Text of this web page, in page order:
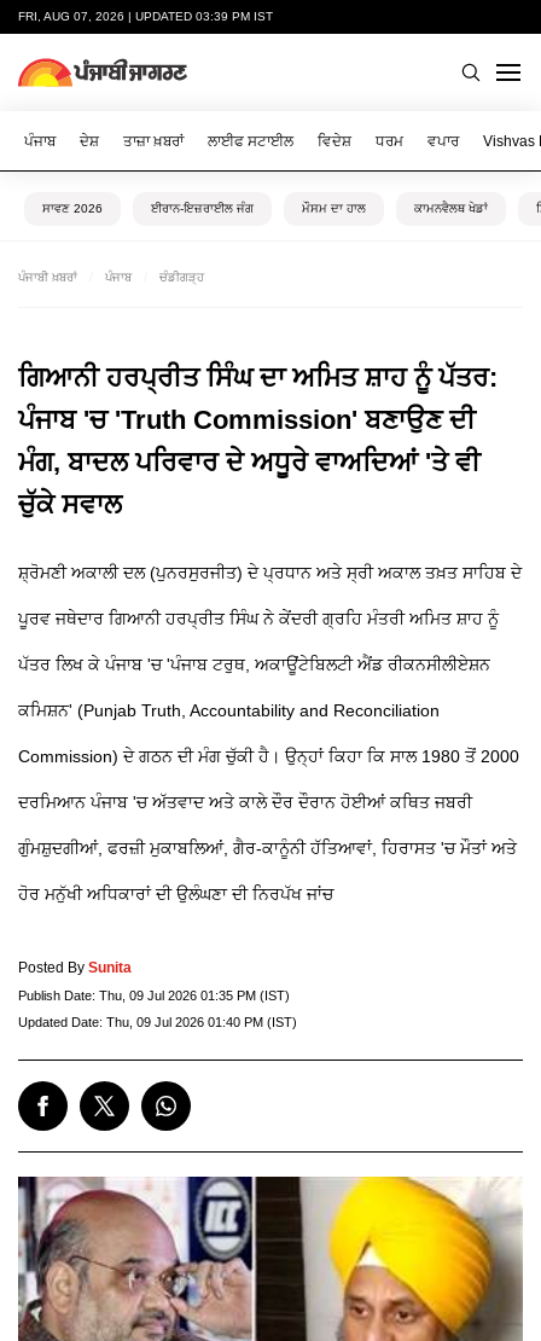
FRI, AUG 07, 2026 | UPDATED 03:39 PM IST
ਪੰਜਾਬ ਦੇਸ਼ ਤਾਜ਼ਾ ਖ਼ਬਰਾਂ ਲਾਈਫ ਸਟਾਈਲ ਵਿਦੇਸ਼ ਧਰਮ ਵਪਾਰ Vishvas
ਸਾਵਣ 2026 ਈਰਾਨ-ਇਜ਼ਰਾਈਲ ਜੰਗ ਮੌਸਮ ਦਾ ਹਾਲ ਕਾਮਨਵੈਲਥ ਖੇਡਾਂ
ਪੰਜਾਬੀ ਖ਼ਬਰਾਂ ਪੰਜਾਬ ਚੰਡੀਗੜ੍ਹ
ਗਿਆਨੀ ਹਰਪ੍ਰੀਤ ਸਿੰਘ ਦਾ ਅਮਿਤ ਸ਼ਾਹ ਨੂੰ ਪੱਤਰ:
ਪੰਜਾਬ 'ਚ 'Truth Commission' ਬਣਾਉਣ ਦੀ
ਮੰਗ, ਬਾਦਲ ਪਰਿਵਾਰ ਦੇ ਅਧੂਰੇ ਵਾਅਦਿਆਂ 'ਤੇ ਵੀ
ਚੁੱਕੇ ਸਵਾਲ
ਸ਼੍ਰੋਮਣੀ ਅਕਾਲੀ ਦਲ (ਪੁਨਰਸੁਰਜੀਤ) ਦੇ ਪ੍ਰਧਾਨ ਅਤੇ ਸ੍ਰੀ ਅਕਾਲ ਤਖ਼ਤ ਸਾਹਿਬ ਦੇ
ਪੂਰਵ ਜਥੇਦਾਰ ਗਿਆਨੀ ਹਰਪ੍ਰੀਤ ਸਿੰਘ ਨੇ ਕੇਂਦਰੀ ਗ੍ਰਹਿ ਮੰਤਰੀ ਅਮਿਤ ਸ਼ਾਹ ਨੂੰ
ਪੱਤਰ ਲਿਖ ਕੇ ਪੰਜਾਬ 'ਚ 'ਪੰਜਾਬ ਟਰੁਥ, ਅਕਾਊਂਟੇਬਿਲਟੀ ਐਂਡ ਰੀਕਨਸੀਲੀਏਸ਼ਨ
ਕਮਿਸ਼ਨ' (Punjab Truth, Accountability and Reconciliation
Commission) ਦੇ ਗਠਨ ਦੀ ਮੰਗ ਚੁੱਕੀ ਹੈ। ਉਨ੍ਹਾਂ ਕਿਹਾ ਕਿ ਸਾਲ 1980 ਤੋਂ 2000
ਦਰਮਿਆਨ ਪੰਜਾਬ 'ਚ ਅੱਤਵਾਦ ਅਤੇ ਕਾਲੇ ਦੌਰ ਦੌਰਾਨ ਹੋਈਆਂ ਕਥਿਤ ਜਬਰੀ
ਗੁੰਮਸ਼ੁਦਗੀਆਂ, ਫਰਜ਼ੀ ਮੁਕਾਬਲਿਆਂ, ਗੈਰ-ਕਾਨੂੰਨੀ ਹੱਤਿਆਵਾਂ, ਹਿਰਾਸਤ 'ਚ ਮੌਤਾਂ ਅਤੇ
ਹੋਰ ਮਨੁੱਖੀ ਅਧਿਕਾਰਾਂ ਦੀ ਉਲੰਘਣਾ ਦੀ ਨਿਰਪੱਖ ਜਾਂਚ
Posted By Sunita
Publish Date: Thu, 09 Jul 2026 01:35 PM (IST)
Updated Date: Thu, 09 Jul 2026 01:40 PM (IST)